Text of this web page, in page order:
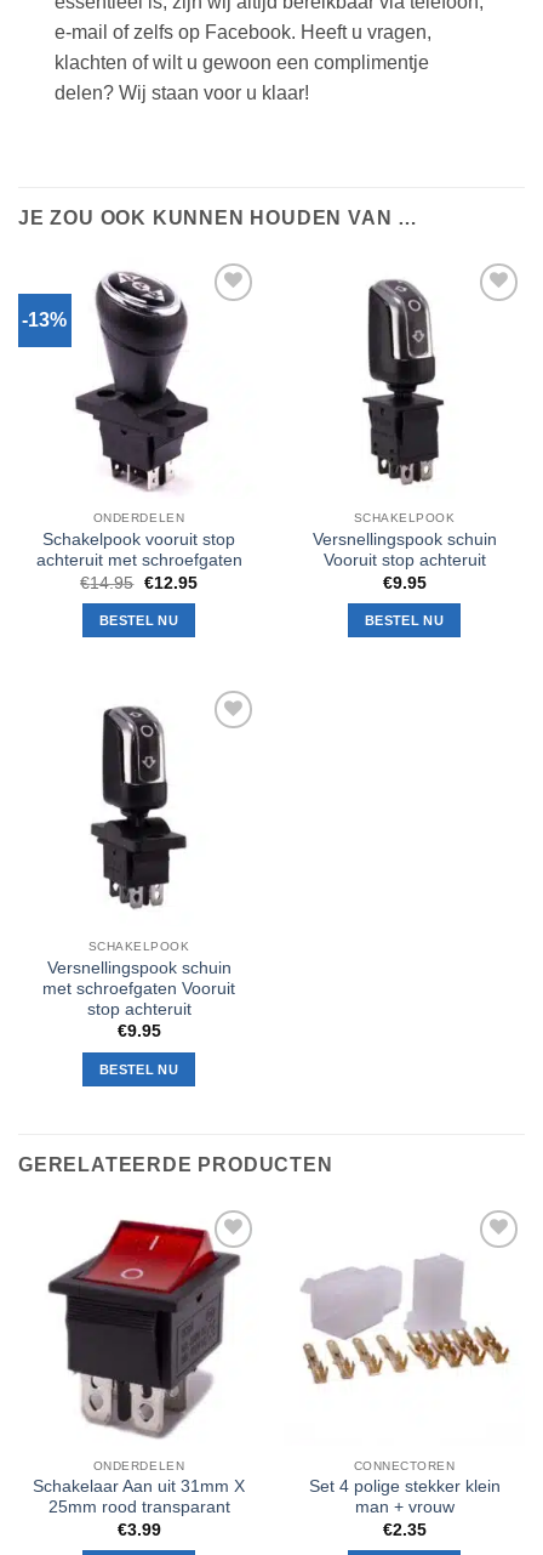
e-mail of zelfs op Facebook. Heeft u vragen,
klachten of wilt u gewoon een complimentje
delen? Wij staan voor u klaar!
JE ZOU OOK KUNNEN HOUDEN VAN …
-13%
Toevoegen
verlanglijst
ONDERDELEN
Schakelpook vooruit stop
achteruit met schroefgaten
€14.95 Oorspronkelijke
was:
€14.95.
€12.95Huidige
BESTEL NU
SCHAKELPOOK
Versnellingspook schuin
Vooruit stop achteruit
€9.95
BESTEL NU
SCHAKELPOOK
Versnellingspook schuin
met schroefgaten Vooruit
stop achteruit
€9.95
BESTEL NU
GERELATEERDE PRODUCTEN
Toevoegen
aan
verlanglijst
ONDERDELEN
Schakelaar Aan uit 31mm X
25mm rood transparant
€3.99
Toevoegen
verlanglijst
CONNECTOREN
Set 4 polige stekker klein
man + vrouw
€2.35